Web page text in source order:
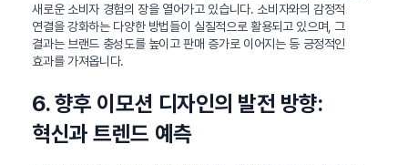
새로운 소비자 경험의 장을 열어가고 있습니다. 소비자와의 감정적
연결을 강화하는 다양한 방법들이 실질적으로 활용되고 있으며, 그
결과는 브랜드 충성도를 높이고 판매 증가로 이어지는 등 긍정적인
효과를 가져옵니다.
6. 향후 이모션 디자인의 발전 방향:
혁신과 트렌드 예측